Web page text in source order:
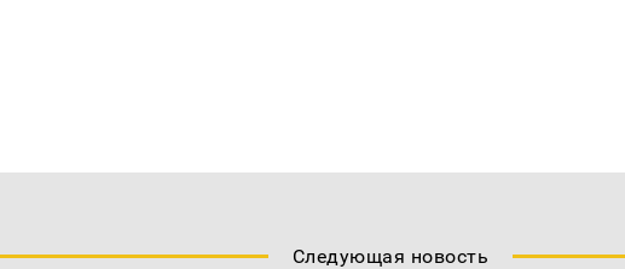
Следующая новость